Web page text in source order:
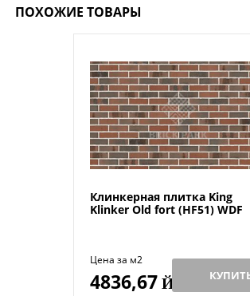
ПОХОЖИЕ ТОВАРЫ
Клинкерная плитка King
Klinker Old fort (HF51) WDF
Цена за м2
4836,67Й